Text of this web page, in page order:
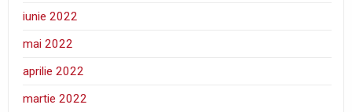
iunie 2022
mai 2022
aprilie 2022
martie 2022